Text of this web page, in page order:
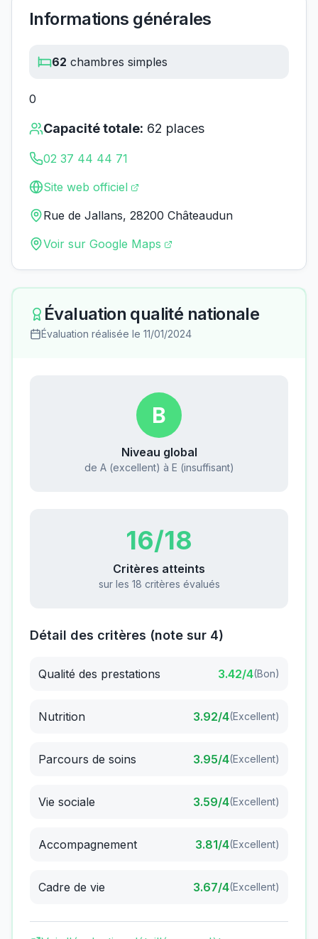
Informations générales
62 chambres simples
0
Capacité totale: 62 places
02 37 44 44 71
Site web officiel
Rue de Jallans, 28200 Châteaudun
Voir sur Google Maps
Évaluation qualité nationale
Évaluation réalisée le 11/01/2024
B
Niveau global
de A (excellent) à E (insuffisant)
16/18
Critères atteints
sur les 18 critères évalués
Détail des critères (note sur 4)
Qualité des prestations 3.42/4(Bon)
Nutrition 3.92/4(Excellent)
Parcours de soins 3.95/4(Excellent)
Vie sociale 3.59/4(Excellent)
Accompagnement 3.81/4(Excellent)
Cadre de vie 3.67/4(Excellent)